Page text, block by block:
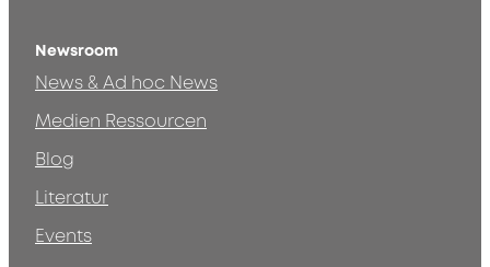
Newsroom
News & Ad hoc News
Medien Ressourcen
Blog
Literatur
Events